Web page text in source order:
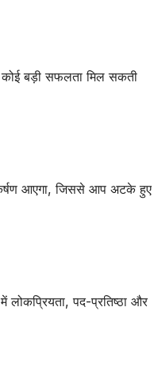
कोई बड़ी सफलता मिल सकती
आएगा, जिससे आप अटके हुए
पद-प्रतिष्ठा और